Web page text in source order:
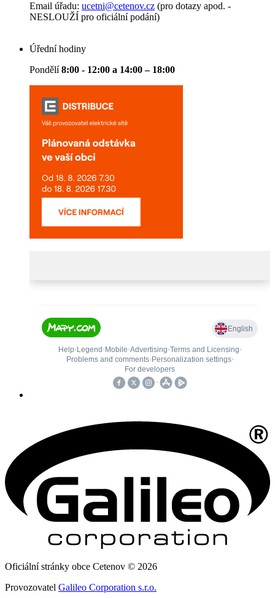
Email úřadu: ucetni@cetenov.cz (pro dotazy apod. -
NESLOUŽÍ pro oficiální podání)
Úřední hodiny
Pondělí8:00 - 12:00 a 14:00 – 18:00
Oficiální stránky obce Cetenov © 2026
Provozovatel Galileo Corporation s.r.o.